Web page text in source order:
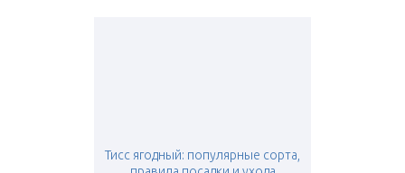
Тисс ягодный: популярные сорта,